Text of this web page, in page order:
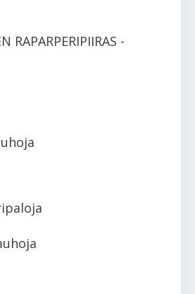
RAPARPERIPIIRAS -